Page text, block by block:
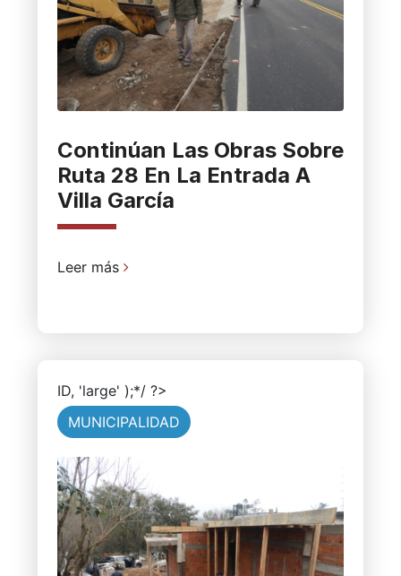
Continúan Las Obras Sobre
Ruta 28 En La Entrada A
Villa García
Leer más
ID, 'large' );*/ ?>
MUNICIPALIDAD